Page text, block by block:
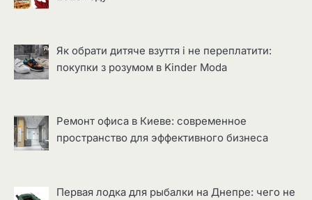
Як обрати дитяче взуття і не переплатити:
покупки з розумом в Kinder Moda
Ремонт офиса в Киеве: современное
пространство для эффективного бизнеса
Первая лодка для рыбалки на Днепре: чего не